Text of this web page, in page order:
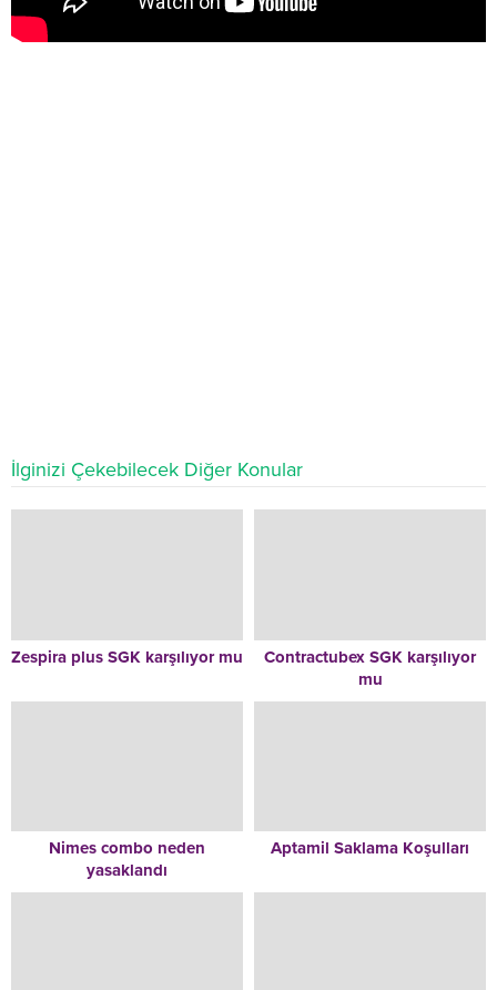
İlginizi Çekebilecek Diğer Konular
Zespira plus SGK karşılıyor mu
Contractubex SGK karşılıyor
mu
Nimes combo neden
yasaklandı
Aptamil Saklama Koşulları